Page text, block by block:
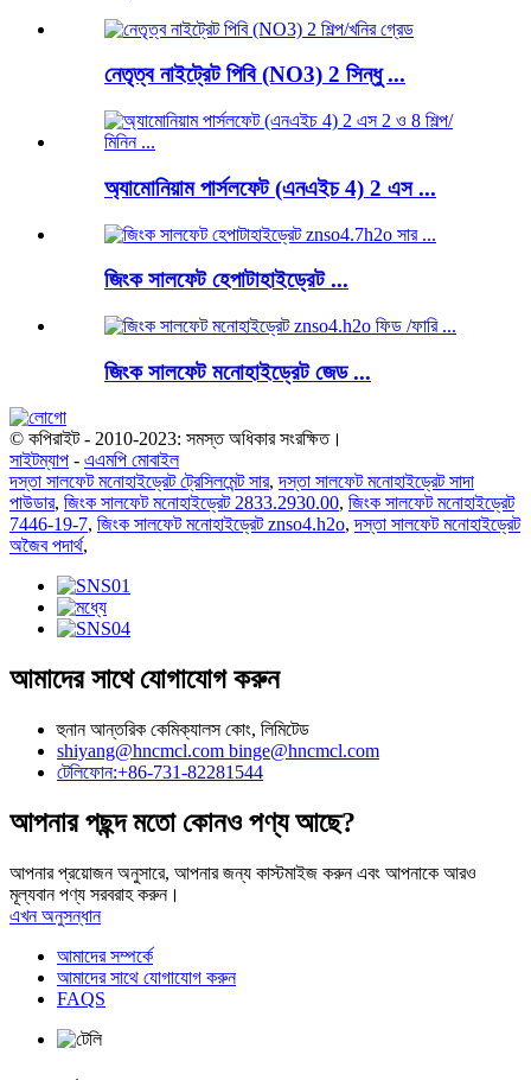
নেতৃত্ব নাইট্রেট পিবি (NO3) 2 সিন্ধু ...
অ্যামোনিয়াম পার্সলফেট (এনএইচ 4) 2 এস ...
জিংক সালফেট হেপাটাহাইড্রেট ...
জিংক সালফেট মনোহাইড্রেট জেড ...
© কপিরাইট - 2010-2023: সমস্ত অধিকার সংরক্ষিত।
সাইটম্যাপ - এএমপি মোবাইল
দস্তা সালফেট মনোহাইড্রেট ট্রেসিলমেন্ট সার,দস্তা সালফেট মনোহাইড্রেট সাদা
পাউডার, জিংক সালফেট মনোহাইড্রেট 2833.2930.00, জিংক সালফেট মনোহাইড্রেট
7446-19-7, জিংক সালফেট মনোহাইড্রেট znso4.h2o,দস্তা সালফেট মনোহাইড্রেট
অজৈব পদার্থ,
আমাদের সাথে যোগাযোগ করুন
হুনান আন্তরিক কেমিক্যালস কোং, লিমিটেড
shiyang@hncmcl.com binge@hncmcl.com
টেলিফোন:+86-731-82281544
আপনার পছন্দ মতো কোনও পণ্য আছে?
আপনার প্রয়োজন অনুসারে, আপনার জন্য কাস্টমাইজ করুন এবং আপনাকে আরও
মূল্যবান পণ্য সরবরাহ করুন।
এখন অনুসন্ধান
আমাদের সম্পর্কে
আমাদের সাথে যোগাযোগ করুন
FAQS